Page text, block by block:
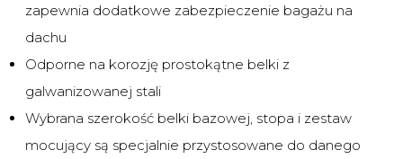
zapewnia dodatkowe zabezpieczenie bagażu na
dachu
Odporne na korozję prostokątne belki z
galwanizowanej stali
Wybrana szerokość belki bazowej, stopa i zestaw
mocujący są specjalnie przystosowane do danego